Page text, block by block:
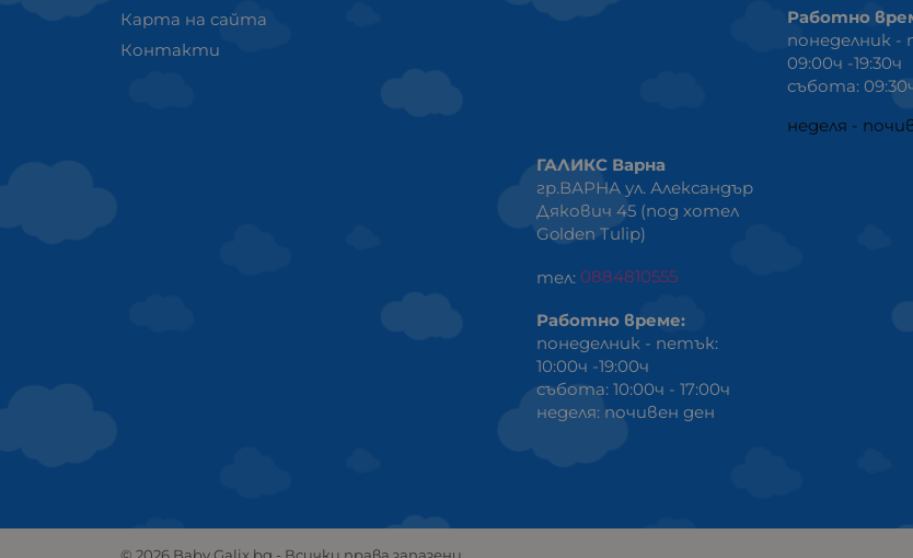
Карта на сайта
Контакти
Работно
понеделник -
09:00ч -19:30ч
събота:
неделя -
ГАЛИКС Варна
гр.ВАРНА ул. Александър
Дякович 45 (под хотел
Golden Tulip)
тел: 0884810555
Работно време:
понеделник - петък:
10:00ч -19:00ч
събота: 10:00ч - 17:00ч
неделя: почивен ден